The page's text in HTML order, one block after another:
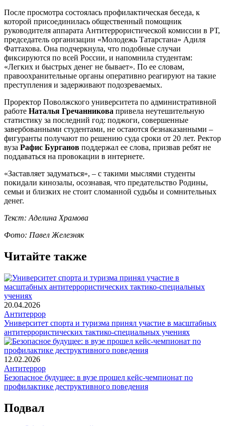
После просмотра состоялась профилактическая беседа, к
которой присоединилась общественный помощник
руководителя аппарата Антитеррористической комиссии в РТ,
председатель организации «Молодежь Татарстана» Адиля
Фаттахова. Она подчеркнула, что подобные случаи
фиксируются по всей России, и напомнила студентам:
«Легких и быстрых денег не бывает». По ее словам,
правоохранительные органы оперативно реагируют на такие
преступления и задерживают подозреваемых.
Проректор Поволжского университета по административной
работе Наталья Гречанникова привела неутешительную
статистику за последний год: поджоги, совершенные
завербованными студентами, не остаются безнаказанными –
фигуранты получают по решению суда сроки от 20 лет. Ректор
вуза Рафис Бурганов поддержал ее слова, призвав ребят не
поддаваться на провокации в интернете.
«Заставляет задуматься», – с такими мыслями студенты
покидали кинозалы, осознавая, что предательство Родины,
семьи и близких не стоит сломанной судьбы и сомнительных
денег.
Текст: Аделина Храмова
Фото: Павел Железняк
Читайте также
20.04.2026
Антитеррор
Университет спорта и туризма принял участие в масштабных
антитеррористических тактико-специальных учениях
12.02.2026
Антитеррор
Безопасное будущее: в вузе прошел кейс-чемпионат по
профилактике деструктивного поведения
Подвал